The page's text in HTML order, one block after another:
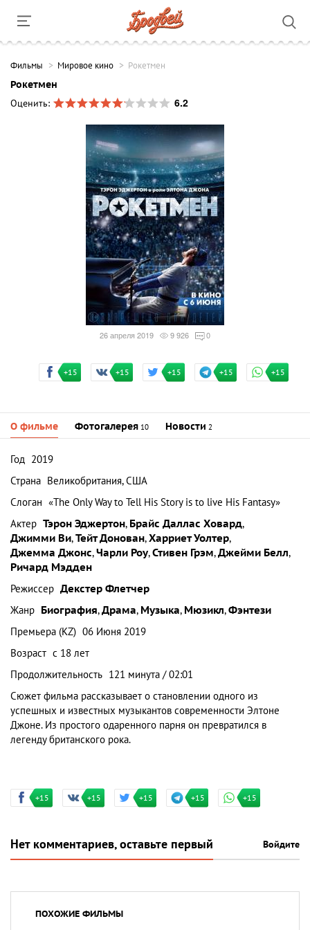
Фильмы Мировое кино Рокетмен
Рокетмен
Оценить:
6.2
26 апреля 2019 9 926 0
+15 +15 +15 +15 +15
О фильме Фотогалерея 10 Новости 2
Год 2019
Страна Великобритания, США
Слоган «The Only Way to Tell His Story is to live His Fantasy»
Актер Тэрон Эджертон, Брайс Даллас Ховард,
Джимми Ви,Тейт Донован,Харриет Уолтер,
Джемма Джонс,Чарли Роу,Стивен Грэм,Джейми Белл,
Ричард Мэдден
Режиссер Декстер Флетчер
Жанр Биография,Драма, Музыка, Мюзикл,Фэнтези
Премьера (KZ) 06 Июня 2019
Возраст с 18 лет
Продолжительность 121 минута / 02:01
Сюжет фильма рассказывает о становлении одного из
успешных и известных музыкантов современности Элтоне
Джоне. Из простого одаренного парня он превратился в
легенду британского рока.
+15 +15 +15 +15 +15
Нет комментариев, оставьте первый Войдите
ПОХОЖИЕ ФИЛЬМЫ